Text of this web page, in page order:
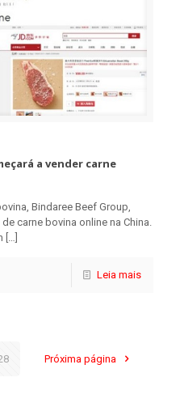
a vender carne
Bindaree Beef Group,
carne bovina online na China.
[…]
Leia mais
Próxima página